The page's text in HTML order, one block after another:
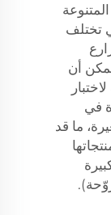
تختلف
أن
في
ما قد